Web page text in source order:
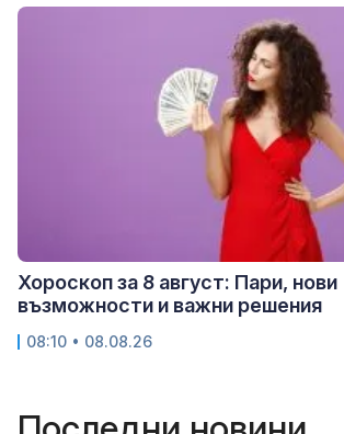
Хороскоп за 8 август: Пари, нови
възможности и важни решения
08:10 • 08.08.26